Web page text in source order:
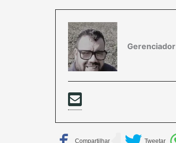
Gerenciador